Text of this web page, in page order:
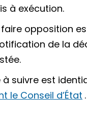
à exécution.
faire opposition
de la
à suivre est
le Conseil d’État .